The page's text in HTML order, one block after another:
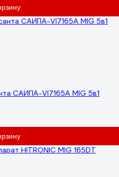
САИПА-VI7165А MIG 5в1